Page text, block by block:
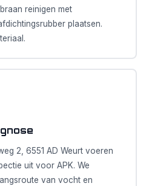
reinigen met
plaatsen.
2, 6551 AD Weurt voeren
uit voor APK. We
van vocht en